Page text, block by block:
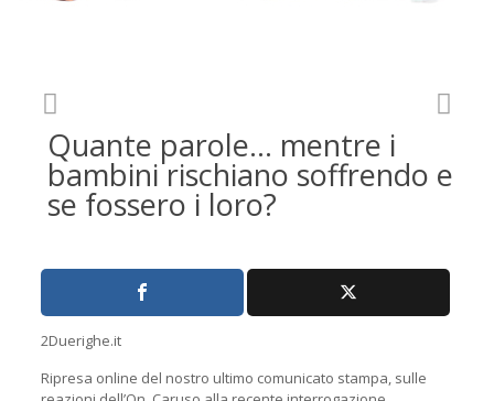
Quante parole… mentre i
bambini rischiano soffrendo e
se fossero i loro?
2Duerighe.it
Ripresa online del nostro ultimo comunicato stampa, sulle